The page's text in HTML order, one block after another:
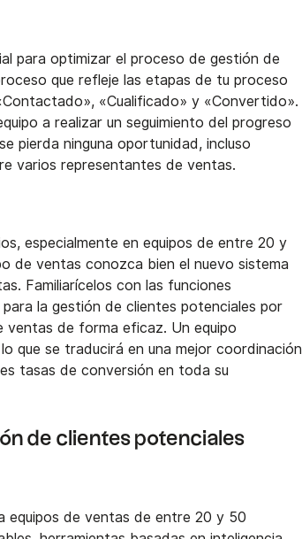
para optimizar el proceso de gestión de
que refleje las etapas de tu proceso
«Cualificado» y «Convertido».
a realizar un seguimiento del progreso
pierda ninguna oportunidad, incluso
varios representantes de ventas.
especialmente en equipos de entre 20 y
de ventas conozca bien el nuevo sistema
Familiarícelos con las funciones
la gestión de clientes potenciales por
de forma eficaz. Un equipo
que se traducirá en una mejor coordinación
tasas de conversión en toda su
de clientes potenciales
equipos de ventas de entre 20 y 50